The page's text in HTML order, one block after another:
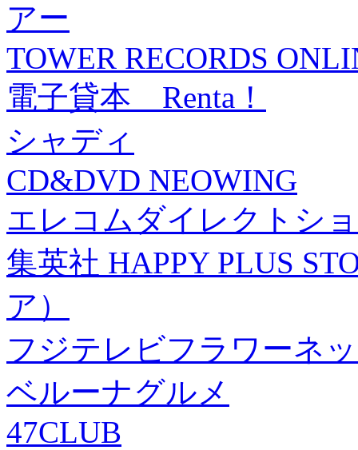
アー
TOWER RECORDS
電子貸本 Renta！
シャディ
CD&DVD NEOWING
エレコムダイレクトシ
集英社 HAPPY PLUS
ア）
フジテレビフラワーネ
ベルーナグルメ
47CLUB